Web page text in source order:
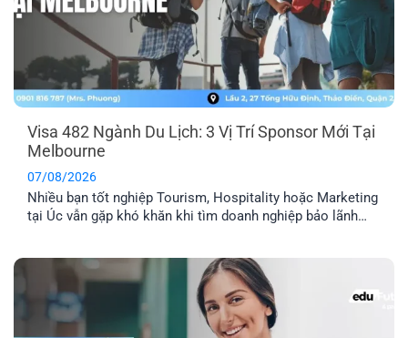
Visa 482 Ngành Du Lịch: 3 Vị Trí Sponsor Mới Tại
Melbourne
07/08/2026
Nhiều bạn tốt nghiệp Tourism, Hospitality hoặc Marketing
tại Úc vẫn gặp khó khăn khi tìm doanh nghiệp bảo lãnh
Travel Consultant và Content Creator, với lộ trình doanh
nghiệp cam kết [...]